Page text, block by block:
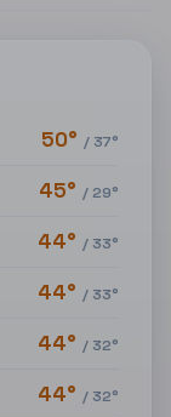
50° / 37°
45° /29°
44° / 33°
44° / 33°
44° / 32°
44° / 32°